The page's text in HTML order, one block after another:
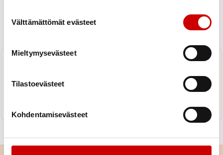
Välttämättömät evästeet
Mieltymysevästeet
Tilastoevästeet
Kohdentamisevästeet
Yhdistys Piiri KAIKKI UUTISET
Ulkoilupäivä Luomaniemessä